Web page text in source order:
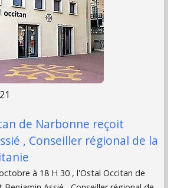
de Narbonne reçoit
, Conseiller régional de la
à 18 H 30 , l'Ostal Occitan de